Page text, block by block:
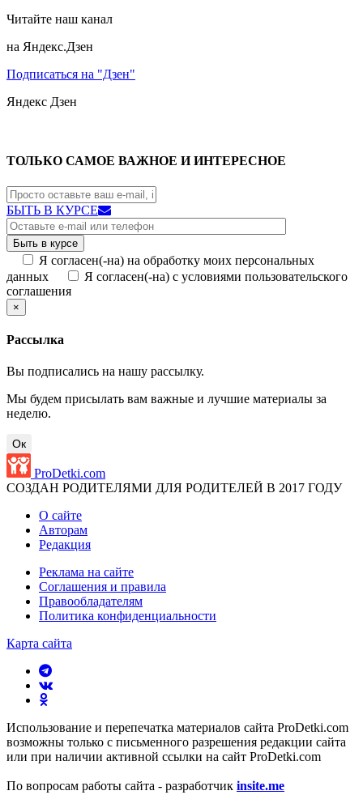
Читайте наш канал
на Яндекс.Дзен
Подписаться на "Дзен"
Яндекс Дзен
ТОЛЬКО САМОЕ ВАЖНОЕ И ИНТЕРЕСНОЕ
БЫТЬ В КУРСЕ
Я согласен(-на) на обработку моих персональных
данных
Я согласен(-на) с условиями пользовательского
соглашения
×
Рассылка
Вы подписались на нашу рассылку.
Мы будем присылать вам важные и лучшие материалы за
неделю.
Ок
ProDetki.com
СОЗДАН РОДИТЕЛЯМИ ДЛЯ РОДИТЕЛЕЙ В 2017 ГОДУ
О сайте
Авторам
Редакция
Реклама на сайте
Соглашения и правила
Правообладателям
Политика конфиденциальности
Карта сайта
Использование и перепечатка материалов сайта ProDetki.com
возможны только с письменного разрешения редакции сайта
или при наличии активной ссылки на сайт ProDetki.com
По вопросам работы сайта - разработчик insite.me